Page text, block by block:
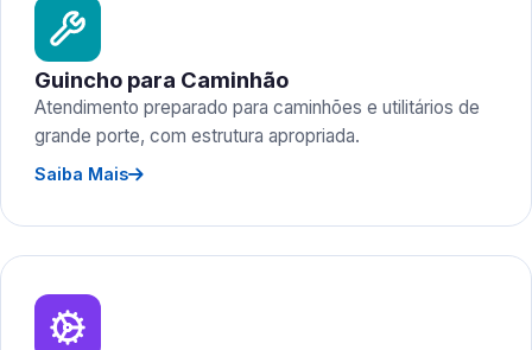
Guincho para Caminhão
Atendimento preparado para caminhões e utilitários de
grande porte, com estrutura apropriada.
Saiba Mais